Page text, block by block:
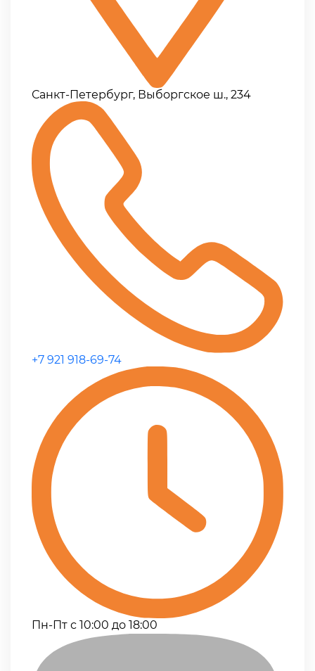
Санкт-Петербург, Выборгское ш., 234
+7 921 918-69-74
Пн-Пт с 10:00 до 18:00